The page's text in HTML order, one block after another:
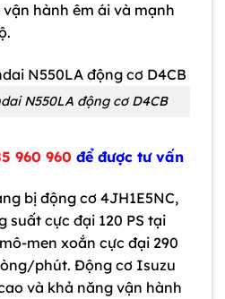
hành êm ái và mạnh
N550LA động cơ D4CB
960 960 để được tư vấn
bị động cơ 4JH1E5NC,
suất cực đại 120 PS tại
men xoắn cực đại 290
phút. Động cơ Isuzu
và khả năng vận hành